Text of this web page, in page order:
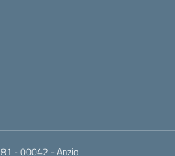
- 00042 - Anzio